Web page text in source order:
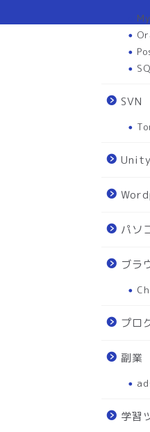
SVN
Unity
パソ
ブラ
プロ
副業
学習